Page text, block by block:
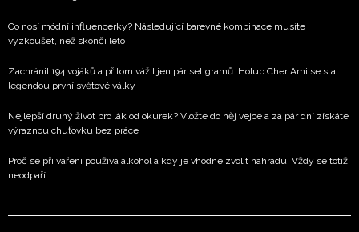
Co nosí módní influencerky? Následující barevné kombinace musíte
vyzkoušet, než skončí léto
Zachránil 194 vojáků a přitom vážil jen pár set gramů. Holub Cher Ami se stal
legendou první světové války
Nejlepší druhý život pro lák od okurek? Vložte do něj vejce a za pár dní získáte
výraznou chuťovku bez práce
Proč se při vaření používá alkohol a kdy je vhodné zvolit náhradu. Vždy se totiž
neodpaří